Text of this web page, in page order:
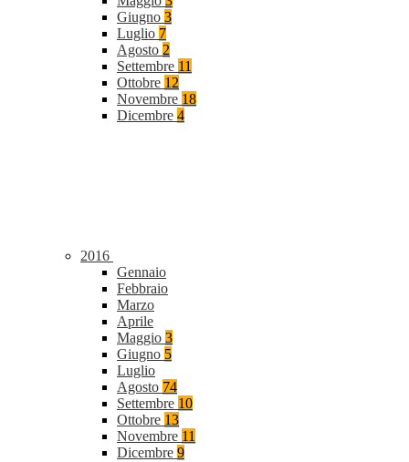
Giugno 3
Luglio 7
Agosto 2
Settembre 11
Ottobre 12
Novembre 18
Dicembre 4
2016
Gennaio
Febbraio
Marzo
Aprile
Maggio 3
Giugno 5
Luglio
Agosto 74
Settembre 10
Ottobre 13
Novembre 11
Dicembre 9